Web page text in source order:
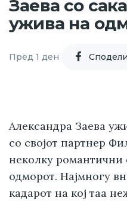
Заева со
ужива на
Пред 1 ден Cподели
Александра Заева
со својот партнер
неколку
одморот. Најмногу
кадарот на кој таа